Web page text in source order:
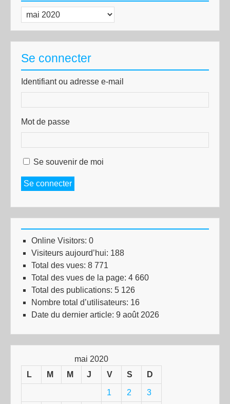
Archives
Se connecter
Identifiant ou adresse e-mail
Mot de passe
Se souvenir de moi
Se connecter
Online Visitors: 0
Visiteurs aujourd’hui: 188
Total des vues: 8 771
Total des vues de la page: 4 660
Total des publications: 5 126
Nombre total d’utilisateurs: 16
Date du dernier article: 9 août 2026
mai 2020
L
M M J V S D
1 2 3